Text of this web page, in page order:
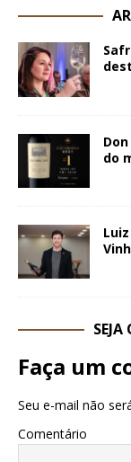
do
Faça um
Seu e-mail não
Comentário